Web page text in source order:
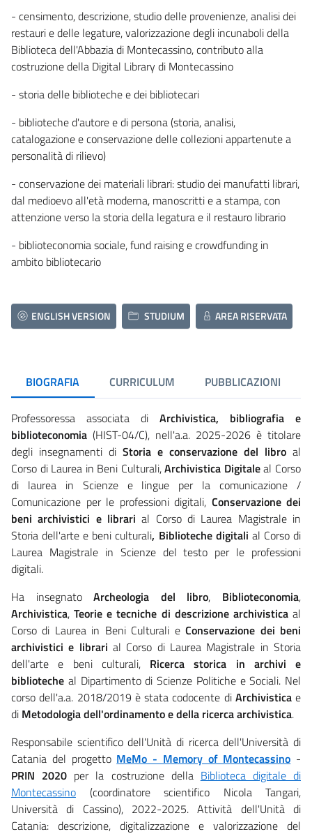
- censimento, descrizione, studio delle provenienze, analisi dei
restauri e delle legature, valorizzazione degli incunaboli della
Biblioteca dell'Abbazia di Montecassino, contributo alla
costruzione della Digital Library di Montecassino
- storia delle biblioteche e dei bibliotecari
- biblioteche d'autore e di persona (storia, analisi,
catalogazione e conservazione delle collezioni appartenute a
personalità di rilievo)
- conservazione dei materiali librari: studio dei manufatti librari,
dal medioevo all'età moderna, manoscritti e a stampa, con
attenzione verso la storia della legatura e il restauro librario
- biblioteconomia sociale, fund raising e crowdfunding in
ambito bibliotecario
ENGLISH VERSION STUDIUM AREA RISERVATA
BIOGRAFIA CURRICULUM PUBBLICAZIONI
Professoressa associata di Archivistica, bibliografia e
biblioteconomia (HIST-04/C), nell'a.a. 2025-2026 è titolare
degli insegnamenti di Storia e conservazione del libro al
Corso di Laurea in Beni Culturali,Archivistica Digitaleal Corso
di laurea in Scienze e lingue per la comunicazione /
Comunicazione per le professioni digitali, Conservazione dei
beni archivistici e librari al Corso di Laurea Magistrale in
Storia dell'arte e beni culturali, Biblioteche digitali al Corso di
Laurea Magistrale in Scienze del testo per le professioni
digitali.
Ha insegnato
Archeologia del libro, Biblioteconomia,
Archivistica,Teorie e tecniche di descrizione archivisticaal
Corso di Laurea in Beni Culturali eConservazione dei beni
archivistici e librari al Corso di Laurea Magistrale in Storia
dell'arte e beni culturali, Ricerca storica in archivi e
biblioteche al Dipartimento di Scienze Politiche e Sociali. Nel
corso dell'a.a. 2018/2019 è stata codocente di Archivisticae
di Metodologia dell'ordinamento e della ricerca archivistica.
Responsabile scientifico dell'Unità di ricerca dell'Università di
Catania del progetto MeMo - Memory of Montecassino -
PRIN 2020 per la costruzione della Biblioteca digitale di
Montecassino (coordinatore scientifico Nicola Tangari,
Università di Cassino), 2022-2025. Attività dell'Unità di
Catania: descrizione, digitalizzazione e valorizzazione del